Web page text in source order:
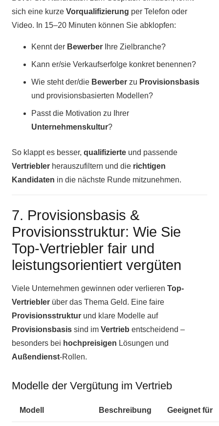
sich eine kurze Vorqualifizierung per Telefon oder
Video. In 15–20 Minuten können Sie abklopfen:
Kennt der Bewerber Ihre Zielbranche?
Kann er/sie Verkaufserfolge konkret benennen?
Wie steht der/die Bewerber zu Provisionsbasis
und provisionsbasierten Modellen?
Passt die Motivation zu Ihrer
Unternehmenskultur?
So klappt es besser, qualifizierte und passende
Vertriebler herauszufiltern und die richtigen
Kandidaten in die nächste Runde mitzunehmen.
7. Provisionsbasis &
Provisionsstruktur: Wie Sie
Top-Vertriebler fair und
leistungsorientiert vergüten
Viele Unternehmen gewinnen oder verlieren Top-
Vertriebler über das Thema Geld. Eine faire
Provisionsstruktur und klare Modelle auf
Provisionsbasis sind im Vertrieb entscheidend –
besonders bei hochpreisigen Lösungen und
Außendienst-Rollen.
Modelle der Vergütung im Vertrieb
Modell Beschreibung Geeignet für